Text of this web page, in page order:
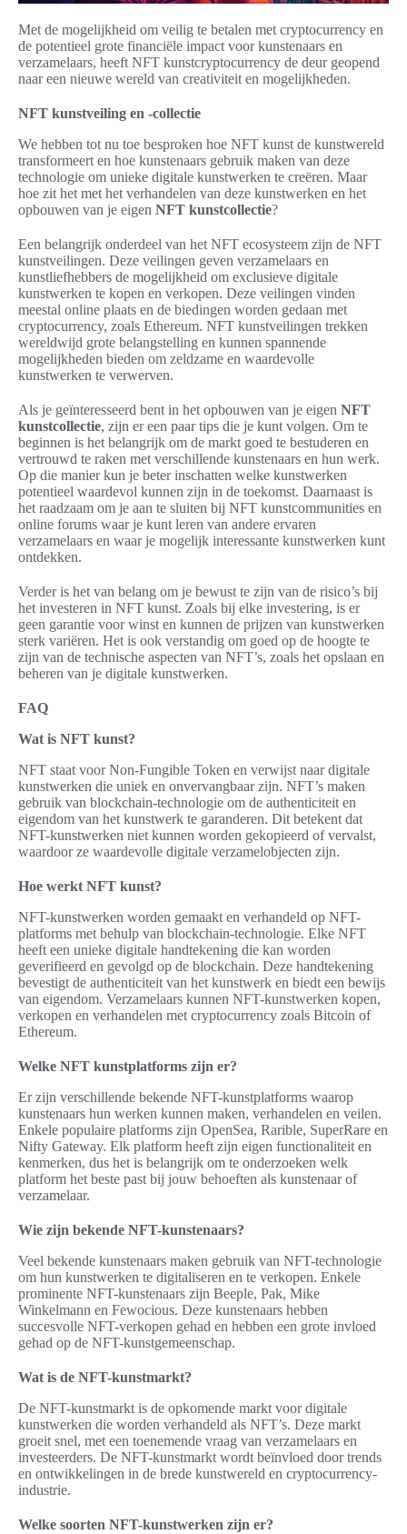
Met de mogelijkheid om veilig te betalen met cryptocurrency en
de potentieel grote financiële impact voor kunstenaars en
verzamelaars, heeft NFT kunstcryptocurrency de deur geopend
naar een nieuwe wereld van creativiteit en mogelijkheden.
NFT kunstveiling en -collectie
We hebben tot nu toe besproken hoe NFT kunst de kunstwereld
transformeert en hoe kunstenaars gebruik maken van deze
technologie om unieke digitale kunstwerken te creëren. Maar
hoe zit het met het verhandelen van deze kunstwerken en het
opbouwen van je eigen NFT kunstcollectie?
Een belangrijk onderdeel van het NFT ecosysteem zijn de NFT
kunstveilingen. Deze veilingen geven verzamelaars en
kunstliefhebbers de mogelijkheid om exclusieve digitale
kunstwerken te kopen en verkopen. Deze veilingen vinden
meestal online plaats en de biedingen worden gedaan met
cryptocurrency, zoals Ethereum. NFT kunstveilingen trekken
wereldwijd grote belangstelling en kunnen spannende
mogelijkheden bieden om zeldzame en waardevolle
kunstwerken te verwerven.
Als je geïnteresseerd bent in het opbouwen van je eigen NFT
kunstcollectie, zijn er een paar tips die je kunt volgen. Om te
beginnen is het belangrijk om de markt goed te bestuderen en
vertrouwd te raken met verschillende kunstenaars en hun werk.
Op die manier kun je beter inschatten welke kunstwerken
potentieel waardevol kunnen zijn in de toekomst. Daarnaast is
het raadzaam om je aan te sluiten bij NFT kunstcommunities en
online forums waar je kunt leren van andere ervaren
verzamelaars en waar je mogelijk interessante kunstwerken kunt
ontdekken.
Verder is het van belang om je bewust te zijn van de risico’s bij
het investeren in NFT kunst. Zoals bij elke investering, is er
geen garantie voor winst en kunnen de prijzen van kunstwerken
sterk variëren. Het is ook verstandig om goed op de hoogte te
zijn van de technische aspecten van NFT’s, zoals het opslaan en
beheren van je digitale kunstwerken.
FAQ
Wat is NFT kunst?
NFT staat voor Non-Fungible Token en verwijst naar digitale
kunstwerken die uniek en onvervangbaar zijn. NFT’s maken
gebruik van blockchain-technologie om de authenticiteit en
eigendom van het kunstwerk te garanderen. Dit betekent dat
NFT-kunstwerken niet kunnen worden gekopieerd of vervalst,
waardoor ze waardevolle digitale verzamelobjecten zijn.
Hoe werkt NFT kunst?
NFT-kunstwerken worden gemaakt en verhandeld op NFT-
platforms met behulp van blockchain-technologie. Elke NFT
heeft een unieke digitale handtekening die kan worden
geverifieerd en gevolgd op de blockchain. Deze handtekening
bevestigt de authenticiteit van het kunstwerk en biedt een bewijs
van eigendom. Verzamelaars kunnen NFT-kunstwerken kopen,
verkopen en verhandelen met cryptocurrency zoals Bitcoin of
Ethereum.
Welke NFT kunstplatforms zijn er?
Er zijn verschillende bekende NFT-kunstplatforms waarop
kunstenaars hun werken kunnen maken, verhandelen en veilen.
Enkele populaire platforms zijn OpenSea, Rarible, SuperRare en
Nifty Gateway. Elk platform heeft zijn eigen functionaliteit en
kenmerken, dus het is belangrijk om te onderzoeken welk
platform het beste past bij jouw behoeften als kunstenaar of
verzamelaar.
Wie zijn bekende NFT-kunstenaars?
Veel bekende kunstenaars maken gebruik van NFT-technologie
om hun kunstwerken te digitaliseren en te verkopen. Enkele
prominente NFT-kunstenaars zijn Beeple, Pak, Mike
Winkelmann en Fewocious. Deze kunstenaars hebben
succesvolle NFT-verkopen gehad en hebben een grote invloed
gehad op de NFT-kunstgemeenschap.
Wat is de NFT-kunstmarkt?
De NFT-kunstmarkt is de opkomende markt voor digitale
kunstwerken die worden verhandeld als NFT’s. Deze markt
groeit snel, met een toenemende vraag van verzamelaars en
investeerders. De NFT-kunstmarkt wordt beïnvloed door trends
en ontwikkelingen in de brede kunstwereld en cryptocurrency-
industrie.
Welke soorten NFT-kunstwerken zijn er?